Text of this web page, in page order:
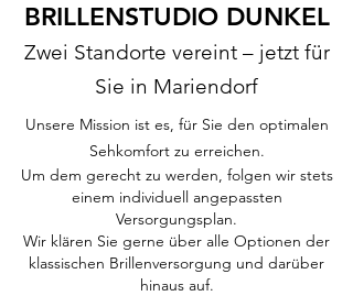
BRILLENSTUDIO DUNKEL
Zwei Standorte vereint – jetzt für
Sie in Mariendorf
Unsere Mission ist es, für Sie den optimalen
Sehkomfort zu erreichen.
Um dem gerecht zu werden, folgen wir stets
einem individuell angepassten
Versorgungsplan.
Wir klären Sie gerne über alle Optionen der
klassischen Brillenversorgung und darüber
hinaus auf.